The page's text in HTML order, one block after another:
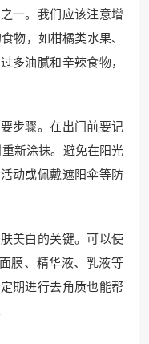
一。我们应该注意增
物，如柑橘类水果、
多油腻和辛辣食物，
步骤。在出门前要记
新涂抹。避免在阳光
动或佩戴遮阳伞等防
美白的关键。可以使
膜、精华液、乳液等
期进行去角质也能帮